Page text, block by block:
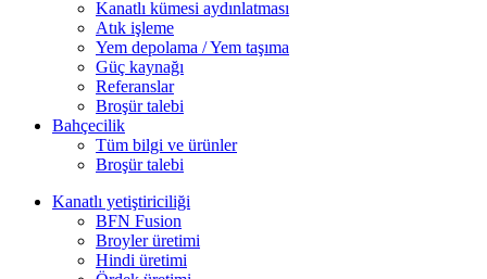
Kanatlı kümesi aydınlatması
Atık işleme
Yem depolama / Yem taşıma
Güç kaynağı
Referanslar
Broşür talebi
Bahçecilik
Tüm bilgi ve ürünler
Broşür talebi
Kanatlı yetiştiriciliği
BFN Fusion
Broyler üretimi
Hindi üretimi